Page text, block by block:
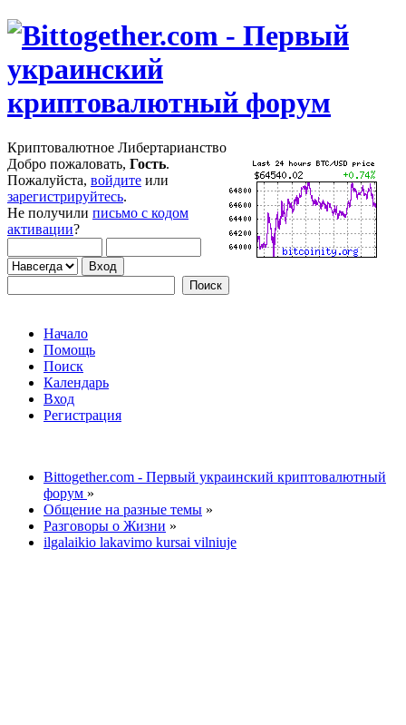
Криптовалютное Либертарианство
Добро пожаловать, Гость.
Пожалуйста, войдите или
зарегистрируйтесь.
Не получили письмо с кодом
активации?
Начало
Помощь
Поиск
Календарь
Вход
Регистрация
Bittogether.com - Первый украинский криптовалютный
форум »
Общение на разные темы »
Разговоры о Жизни »
ilgalaikio lakavimo kursai vilniuje